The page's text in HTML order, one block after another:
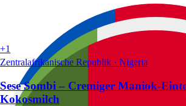
+1
Zentralafrikanische Republik · Nigeria
Sese Sombi – Cremiger Maniok-
Kokosmilch